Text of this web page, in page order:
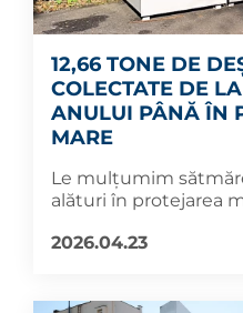
12,66 TONE DE
COLECTATE DE
ANULUI PÂNĂ ÎN
MARE
Le mulțumim
alături în protejarea
2026.04.23